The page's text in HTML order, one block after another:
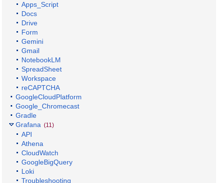
Apps_Script
Docs
Drive
Form
Gemini
Gmail
NotebookLM
SpreadSheet
Workspace
reCAPTCHA
GoogleCloudPlatform
Google_Chromecast
Gradle
Grafana (11)
API
Athena
CloudWatch
GoogleBigQuery
Loki
Troubleshooting